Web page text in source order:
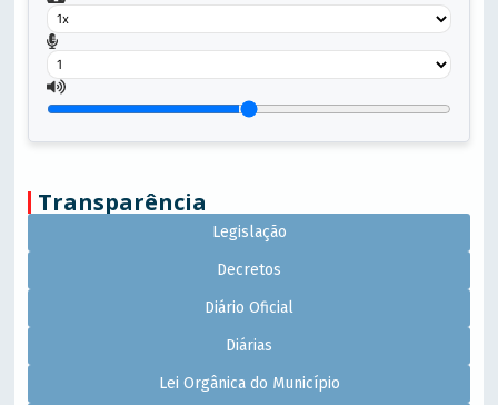
Transparência
Legislação
Decretos
Diário Oficial
Diárias
Lei Orgânica do Município